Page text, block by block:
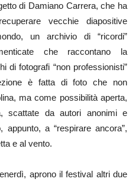
di Damiano Carrera, che ha
vecchie diapositive
un archivio di “ricordi”
che raccontano la
di fotografi “non professionisti”
è fatta di foto che non
ma come possibilità aperta,
scattate da autori anonimi e
a “respirare ancora”,
e al vento.
aprono il festival altri due